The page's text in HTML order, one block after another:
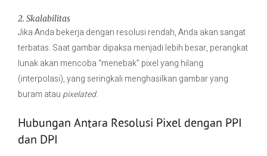
2. Skalabilitas
Jika Anda bekerja dengan resolusi rendah, Anda akan sangat
terbatas. Saat gambar dipaksa menjadi lebih besar, perangkat
lunak akan mencoba “menebak” pixel yang hilang
(interpolasi), yang seringkali menghasilkan gambar yang
buram ataupixelated.
Hubungan Antara Resolusi Pixel dengan PPI
dan DPI